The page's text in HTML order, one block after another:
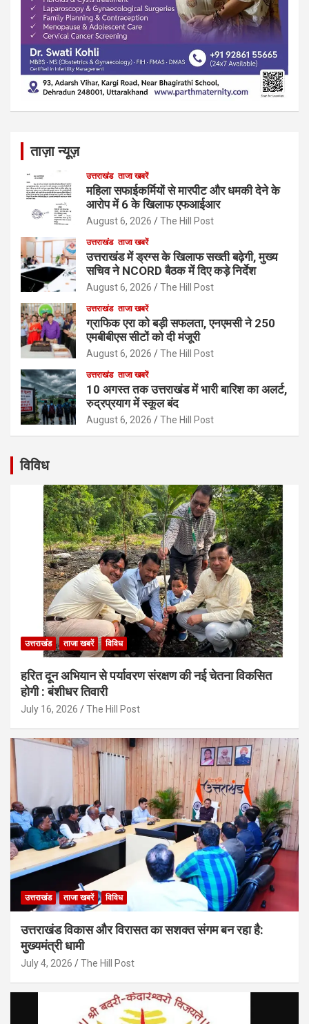
ताज़ा न्यूज़
उत्तराखंड ताजा खबरें
महिला सफाईकर्मियों से मारपीट और धमकी देने के
आरोप में 6 के खिलाफ एफआईआर
August 6, 2026 The Hill Post
उत्तराखंड ताजा खबरें
उत्तराखंड में ड्रग्स के खिलाफ सख्ती बढ़ेगी, मुख्य
सचिव ने NCORD बैठक में दिए कड़े निर्देश
August 6, 2026 The Hill Post
उत्तराखंड ताजा खबरें
ग्राफिक एरा को बड़ी सफलता, एनएमसी ने 250
एमबीबीएस सीटों को दी मंजूरी
August 6, 2026 The Hill Post
उत्तराखंड ताजा खबरें
10 अगस्त तक उत्तराखंड में भारी बारिश का अलर्ट,
रुद्रप्रयाग में स्कूल बंद
August 6, 2026 The Hill Post
विविध
उत्तराखंड ताजा खबरें विविध
हरित दून अभियान से पर्यावरण संरक्षण की नई चेतना विकसित
होगी : बंशीधर तिवारी
July 16, 2026 The Hill Post
उत्तराखंड ताजा खबरें विविध
उत्तराखंड विकास और विरासत का सशक्त संगम बन रहा है:
मुख्यमंत्री धामी
July 4, 2026 The Hill Post